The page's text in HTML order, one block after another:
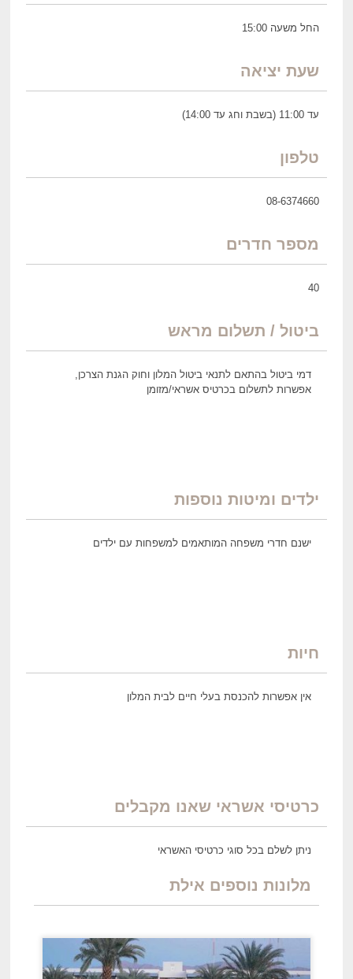
החל משעה 15:00
שעת יציאה
עד 11:00 (בשבת וחג עד 14:00)
טלפון
08-6374660
מספר חדרים
40
ביטול / תשלום מראש
דמי ביטול בהתאם לתנאי ביטול המלון וחוק הגנת הצרכן,
אפשרות לתשלום בכרטיס אשראי/מזומן
ילדים ומיטות נוספות
ישנם חדרי משפחה המותאמים למשפחות עם ילדים
חיות
אין אפשרות להכנסת בעלי חיים לבית המלון
כרטיסי אשראי שאנו מקבלים
ניתן לשלם בכל סוגי כרטיסי האשראי
מלונות נוספים אילת